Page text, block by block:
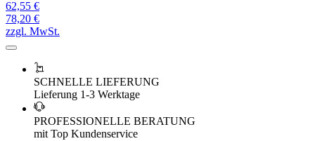
62,55 €
78,20 €
zzgl. MwSt.
SCHNELLE LIEFERUNG
Lieferung 1-3 Werktage
PROFESSIONELLE BERATUNG
mit Top Kundenservice